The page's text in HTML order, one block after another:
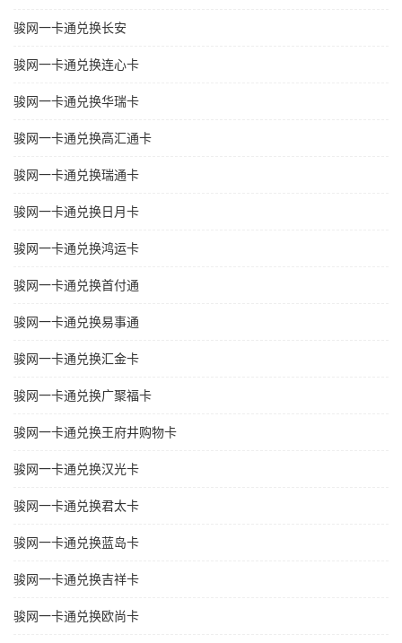
骏网一卡通兑换长安
骏网一卡通兑换连心卡
骏网一卡通兑换华瑞卡
骏网一卡通兑换高汇通卡
骏网一卡通兑换瑞通卡
骏网一卡通兑换日月卡
骏网一卡通兑换鸿运卡
骏网一卡通兑换首付通
骏网一卡通兑换易事通
骏网一卡通兑换汇金卡
骏网一卡通兑换广聚福卡
骏网一卡通兑换王府井购物卡
骏网一卡通兑换汉光卡
骏网一卡通兑换君太卡
骏网一卡通兑换蓝岛卡
骏网一卡通兑换吉祥卡
骏网一卡通兑换欧尚卡